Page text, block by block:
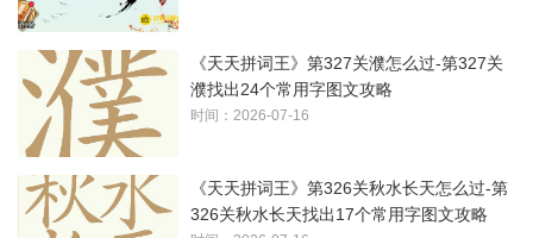
《天天拼词王》第327关濮怎么过-第327关
濮找出24个常用字图文攻略
时间：2026-07-16
《天天拼词王》第326关秋水长天怎么过-第
326关秋水长天找出17个常用字图文攻略